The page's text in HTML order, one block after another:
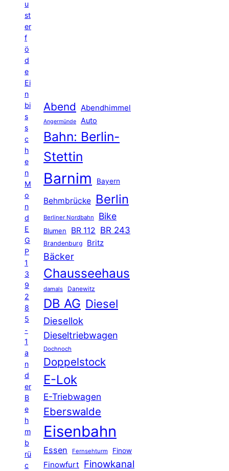
u
st
er
f
ö
d
e
Ei
n
bi
s
s
c
h
e
n
M
o
n
d
E
G
P
1
3
9
2
8
5
-
1
a
n
d
er
B
e
h
m
b
rü
c
Abend Abendhimmel
Angermünde Auto
Bahn: Berlin-
Stettin
Barnim Bayern
Behmbrücke Berlin
Berliner Nordbahn Bike
Blumen BR 112 BR 243
Brandenburg Britz
Bäcker
Chausseehaus
damals Danewitz
DB AG Diesel
Diesellok
Dieseltriebwagen
Dochnoch
Doppelstock
E-Lok
E-Triebwagen
Eberswalde
Eisenbahn
Essen Fernsehturm Finow
Finowfurt Finowkanal